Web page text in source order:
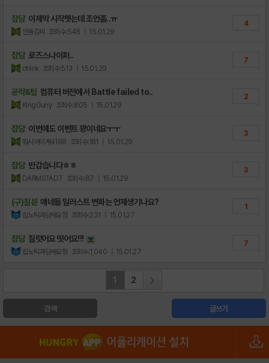
잡담 이제막 시작햇는데 조언좀..ㅠ
안동김씨 조회수:548 | 15.01.29
4
잡담 로즈스나이퍼..
driink 조회수:513 | 15.01.29
7
공략&팁 컴퓨터 버전에서 Battle failed to..
KingGuny 조회수:805 | 15.01.29
2
잡담 이번에도 이벤트 꽝이네요ㅜㅜ
뭐시여이게4188 조회수:181 | 15.01.29
3
잡담 반갑습니다ㅎㅎ
DARMSTADT 조회수:87 | 15.01.29
3
(구)질문 얘네들 일러스트 변화는 언제생기나요?
힙노틱과담배요정 조회수:231 | 15.01.27
1
잡담 질럿어요 떳어요!!!
힙노틱과담배요정 조회수:1,040 | 15.01.27
7
1 2
검색 글쓰기